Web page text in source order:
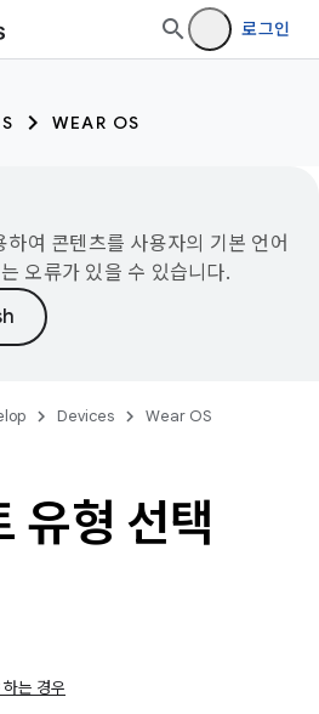
로그인
WEAR OS
여 콘텐츠를 사용자의 기본 언어
오류가 있을 수 있습니다.
Devices Wear OS
유형 선택
는 경우